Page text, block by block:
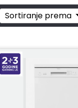
Sortiranje prema